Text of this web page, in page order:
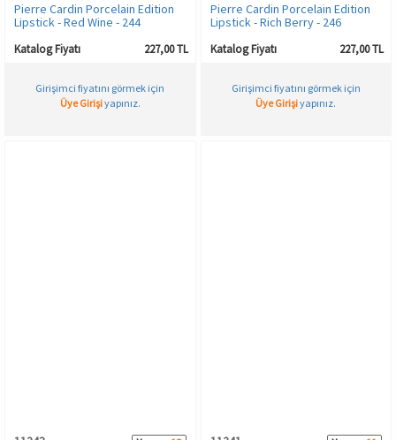
Pierre Cardin Porcelain Edition
Lipstick - Red Wine - 244
Katalog Fiyatı 227,00 TL
Girişimci fiyatını görmek için
Üye Girişiyapınız.
Pierre Cardin Porcelain Edition
Lipstick - Rich Berry - 246
Katalog Fiyatı 227,00 TL
Girişimci fiyatını görmek için
Üye Girişiyapınız.